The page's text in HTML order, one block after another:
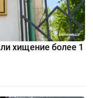
хищение более 1